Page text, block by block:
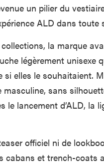
un pilier du
ALD dans toute
la marque
légèrement unisexe
si elles le souhaitaient.
sans
le lancement d’ALD, la
officiel ni de
cabans et trench-coats